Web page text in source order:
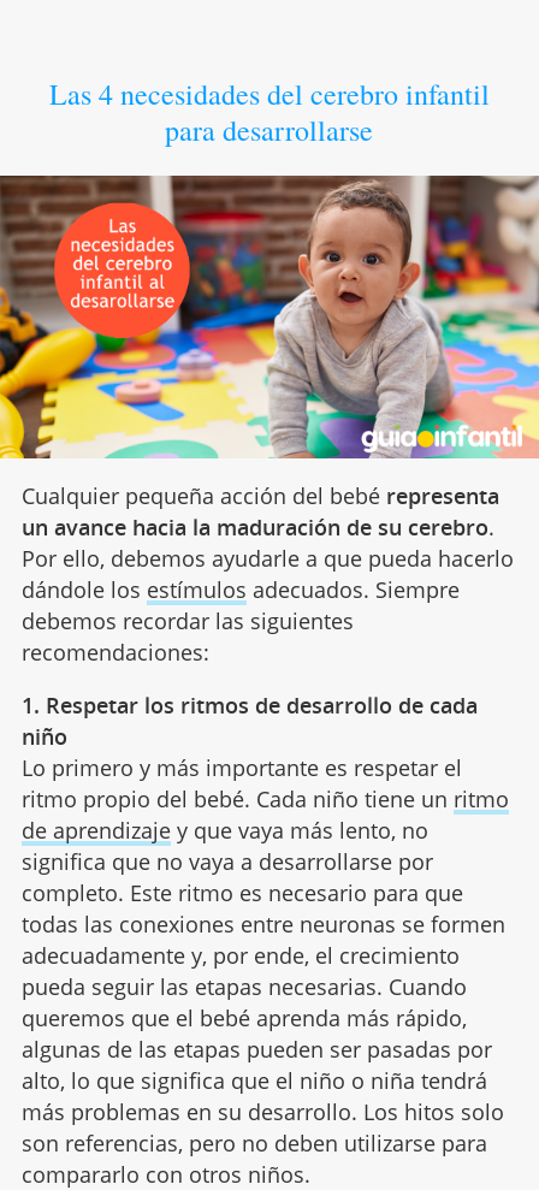
Las 4 necesidades del cerebro infantil
para desarrollarse
Cualquier pequeña acción del bebé representa
un avance hacia la maduración de su cerebro.
Por ello, debemos ayudarle a que pueda hacerlo
dándole los estímulos adecuados. Siempre
debemos recordar las siguientes
recomendaciones:
1. Respetar los ritmos de desarrollo de cada
niño
Lo primero y más importante es respetar el
ritmo propio del bebé. Cada niño tiene un ritmo
de aprendizajey que vaya más lento, no
significa que no vaya a desarrollarse por
completo. Este ritmo es necesario para que
todas las conexiones entre neuronas se formen
adecuadamente y, por ende, el crecimiento
pueda seguir las etapas necesarias. Cuando
queremos que el bebé aprenda más rápido,
algunas de las etapas pueden ser pasadas por
alto, lo que significa que el niño o niña tendrá
más problemas en su desarrollo. Los hitos solo
son referencias, pero no deben utilizarse para
compararlo con otros niños.